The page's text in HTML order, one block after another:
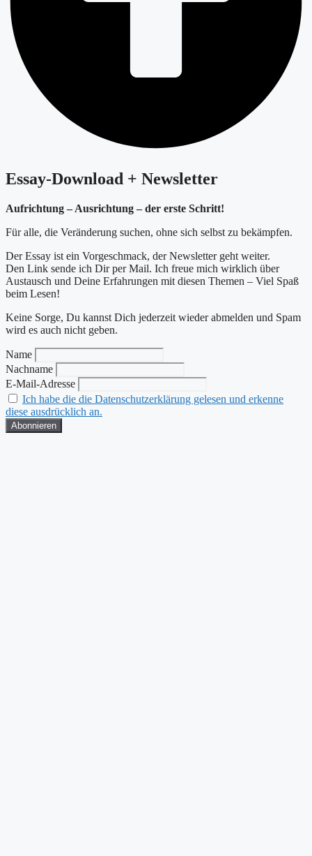
Essay-Download + Newsletter
Aufrichtung – Ausrichtung – der erste Schritt!
Für alle, die Veränderung suchen, ohne sich selbst zu bekämpfen.
Der Essay ist ein Vorgeschmack, der Newsletter geht weiter.
Den Link sende ich Dir per Mail. Ich freue mich wirklich über
Austausch und Deine Erfahrungen mit diesen Themen – Viel Spaß
beim Lesen!
Keine Sorge, Du kannst Dich jederzeit wieder abmelden und Spam
wird es auch nicht geben.
Name
Nachname
E-Mail-Adresse
Ich habe die die Datenschutzerklärung gelesen und erkenne
diese ausdrücklich an.